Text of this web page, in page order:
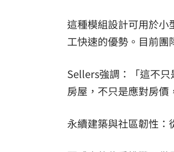
這種模組設計可用於
工快速的優勢。目前團
Sellers強調：「這不
房屋，不只是應對房價
永續建築與社區韌性